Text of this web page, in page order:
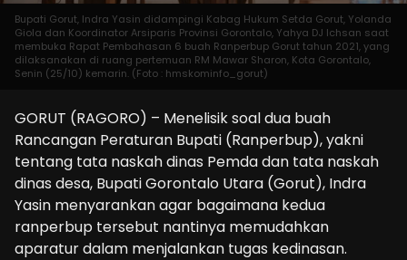
Bupati Gorut, Indra Yasin didampingi Kabag Hukum Setda Gorut, Yolanda
Giola dan Koordinator Arsiparis Provinsi Gorontalo, Yahya DJ Ichsan saat
membuka Rapat Pembahasan 6 buah Ranperbup Gorut tahun 2021, yang
dilaksanakan di ruang pertemuan RM Mawar Sharon, Kota Gorontalo,
Senin (25/10) kemarin. (Foto : hmskominfo_gorut)
GORUT (RAGORO) – Menelisik soal dua buah
Rancangan Peraturan Bupati (Ranperbup), yakni
tentang tata naskah dinas Pemda dan tata naskah
dinas desa, Bupati Gorontalo Utara (Gorut), Indra
Yasin menyarankan agar bagaimana kedua
ranperbup tersebut nantinya memudahkan
aparatur dalam menjalankan tugas kedinasan.